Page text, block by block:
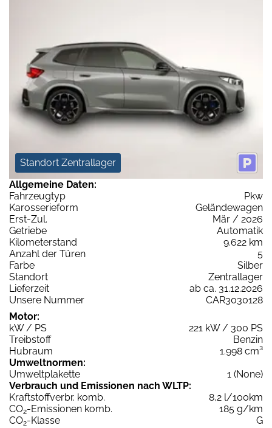
Standort Zentrallager
Allgemeine Daten:
Fahrzeugtyp
Pkw
Karosserieform
Geländewagen
Erst-Zul.
Mär / 2026
Getriebe
Automatik
Kilometerstand
9.622 km
Anzahl der Türen
5
Farbe
Silber
Standort
Zentrallager
Lieferzeit
ab ca. 31.12.2026
Unsere Nummer
CAR3030128
Motor:
kW / PS
221 kW / 300 PS
Treibstoff
Benzin
Hubraum
1.998 cm³
Umweltnormen:
Umweltplakette
1 (None)
Verbrauch und Emissionen nach WLTP:
Kraftstoffverbr. komb.
8,2 l/100km
CO2-Emissionen komb.
185 g/km
CO2-Klasse
G